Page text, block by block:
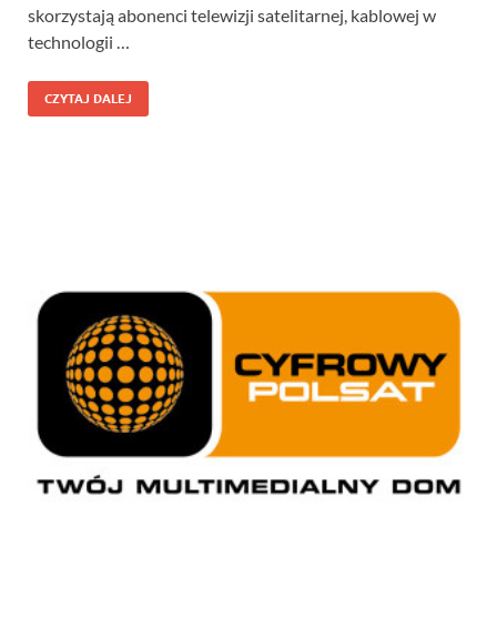
skorzystają abonenci telewizji satelitarnej, kablowej w
technologii …
CZYTAJ DALEJ